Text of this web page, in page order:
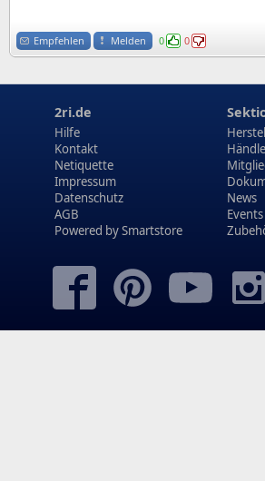
Empfehlen Melden 0 0
2ri.de
Hilfe
Kontakt
Netiquette
Impressum
Datenschutz
AGB
Powered bySmartstore
News
Events